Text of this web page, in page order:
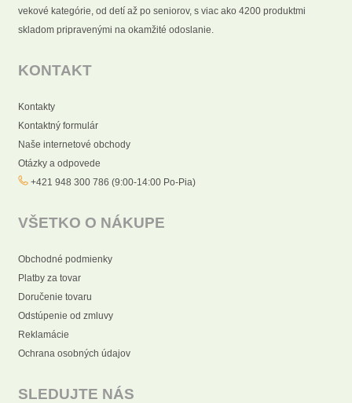
vekové kategórie, od detí až po seniorov, s viac ako 4200 produktmi
skladom pripravenými na okamžité odoslanie.
KONTAKT
Kontakty
Kontaktný formulár
Naše internetové obchody
Otázky a odpovede
+421 948 300 786 (9:00-14:00 Po-Pia)
VŠETKO O NÁKUPE
Obchodné podmienky
Platby za tovar
Doručenie tovaru
Odstúpenie od zmluvy
Reklamácie
Ochrana osobných údajov
SLEDUJTE NÁS